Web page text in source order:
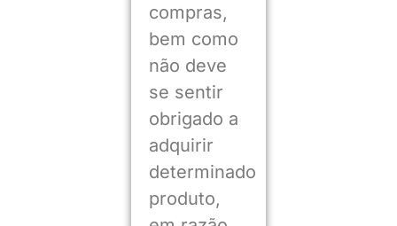
compras,
bem como
não deve
se sentir
obrigado a
adquirir
determinado
produto,